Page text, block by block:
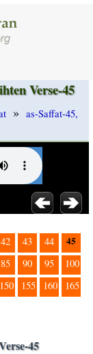
Verse-45
» as-Saffat-45,
42 43 44 45
85 90 95
100
150 155 160
165
45